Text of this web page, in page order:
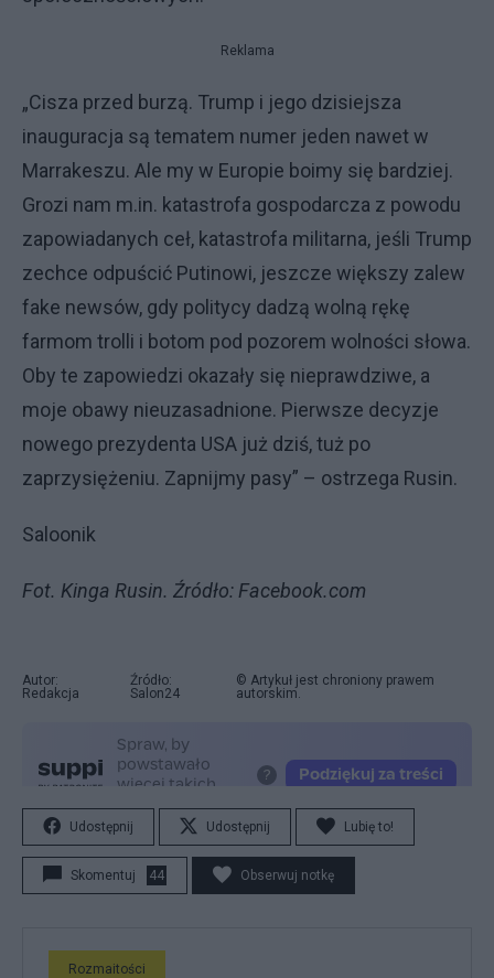
Reklama
„Cisza przed burzą. Trump i jego dzisiejsza
inauguracja są tematem numer jeden nawet w
Marrakeszu. Ale my w Europie boimy się bardziej.
Grozi nam m.in. katastrofa gospodarcza z powodu
zapowiadanych ceł, katastrofa militarna, jeśli Trump
zechce odpuścić Putinowi, jeszcze większy zalew
fake newsów, gdy politycy dadzą wolną rękę
farmom trolli i botom pod pozorem wolności słowa.
Oby te zapowiedzi okazały się nieprawdziwe, a
moje obawy nieuzasadnione. Pierwsze decyzje
nowego prezydenta USA już dziś, tuż po
zaprzysiężeniu. Zapnijmy pasy” – ostrzega Rusin.
Saloonik
Fot. Kinga Rusin. Źródło: Facebook.com
Autor:
Redakcja
Źródło:
Salon24
© Artykuł jest chroniony prawem
autorskim.
Udostępnij Udostępnij Lubię to!
Skomentuj 44 Obserwuj notkę
Rozmaitości